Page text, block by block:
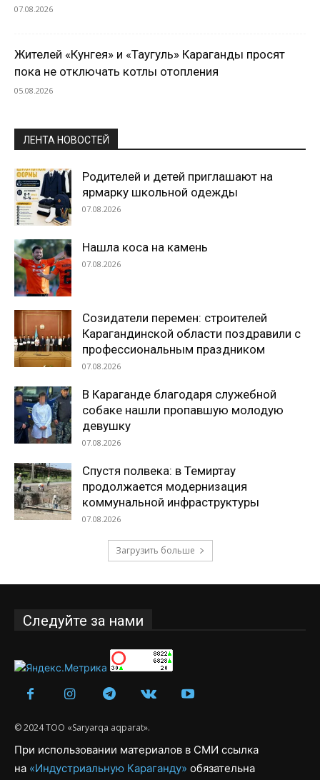
07.08.2026
Жителей «Кунгея» и «Таугуль» Караганды просят
пока не отключать котлы отопления
05.08.2026
ЛЕНТА НОВОСТЕЙ
Родителей и детей приглашают на
ярмарку школьной одежды
07.08.2026
Нашла коса на камень
07.08.2026
Созидатели перемен: строителей
Карагандинской области поздравили с
профессиональным праздником
07.08.2026
В Караганде благодаря служебной
собаке нашли пропавшую молодую
девушку
07.08.2026
Спустя полвека: в Темиртау
продолжается модернизация
коммунальной инфраструктуры
07.08.2026
Загрузить больше
Следуйте за нами
© 2024 ТОО «Saryarqa aqparat».
При использовании материалов в СМИ ссылка
на «Индустриальную Караганду» обязательна